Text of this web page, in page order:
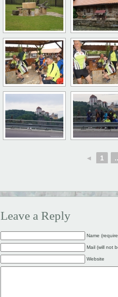
◄ 1
Leave a Reply
Name
Mail (will not
Website